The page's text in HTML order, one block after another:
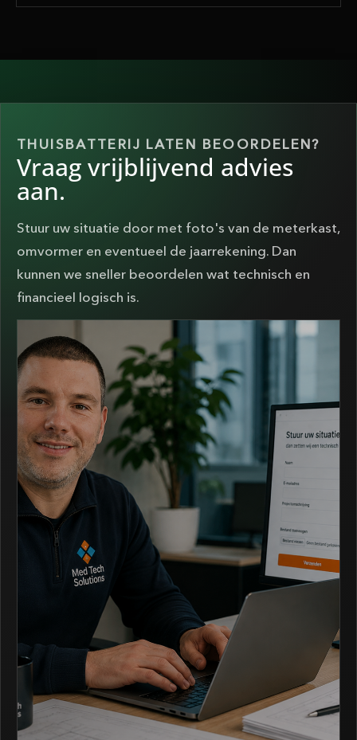
THUISBATTERIJ LATEN BEOORDELEN?
Vraag vrijblijvend advies
aan.
Stuur uw situatie door met foto's van de meterkast,
omvormer en eventueel de jaarrekening. Dan
kunnen we sneller beoordelen wat technisch en
financieel logisch is.